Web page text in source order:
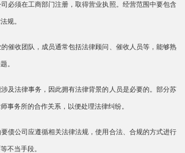
必须在工商部门注册，取得营业执照。经营范围中要包含
规。
催收团队，成员通常包括法律顾问、催收人员等，能够熟
。
及法律事务，因此拥有法律背景的人员是必要的。部分苏
事务所的合作关系，以便处理法律纠纷。
债公司应遵循相关法律法规，使用合法、合规的方式进行
不当手段。